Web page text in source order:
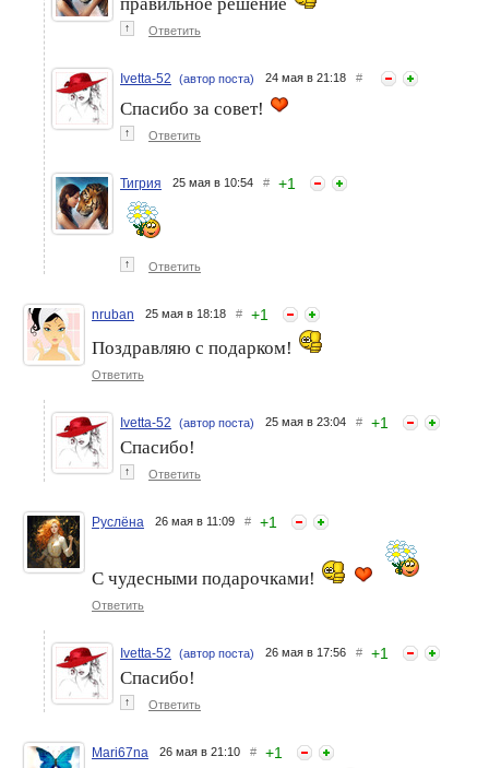
правильное решение
↑ Ответить
Ivetta-52 (автор поста) 24 мая в 21:18 #
Спасибо за совет!
↑ Ответить
Тигрия 25 мая в 10:54 # +1
↑ Ответить
nruban 25 мая в 18:18 # +1
Поздравляю с подарком!
Ответить
Ivetta-52 (автор поста) 25 мая в 23:04 # +1
Спасибо!
↑ Ответить
Руслёна 26 мая в 11:09 # +1
С чудесными подарочками!
Ответить
Ivetta-52 (автор поста) 26 мая в 17:56 # +1
Спасибо!
↑ Ответить
Mari67na 26 мая в 21:10 # +1